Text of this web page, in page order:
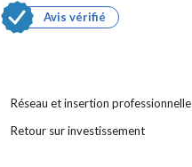
Avis vérifié
Réseau et insertion professionnelle
Retour sur investissement